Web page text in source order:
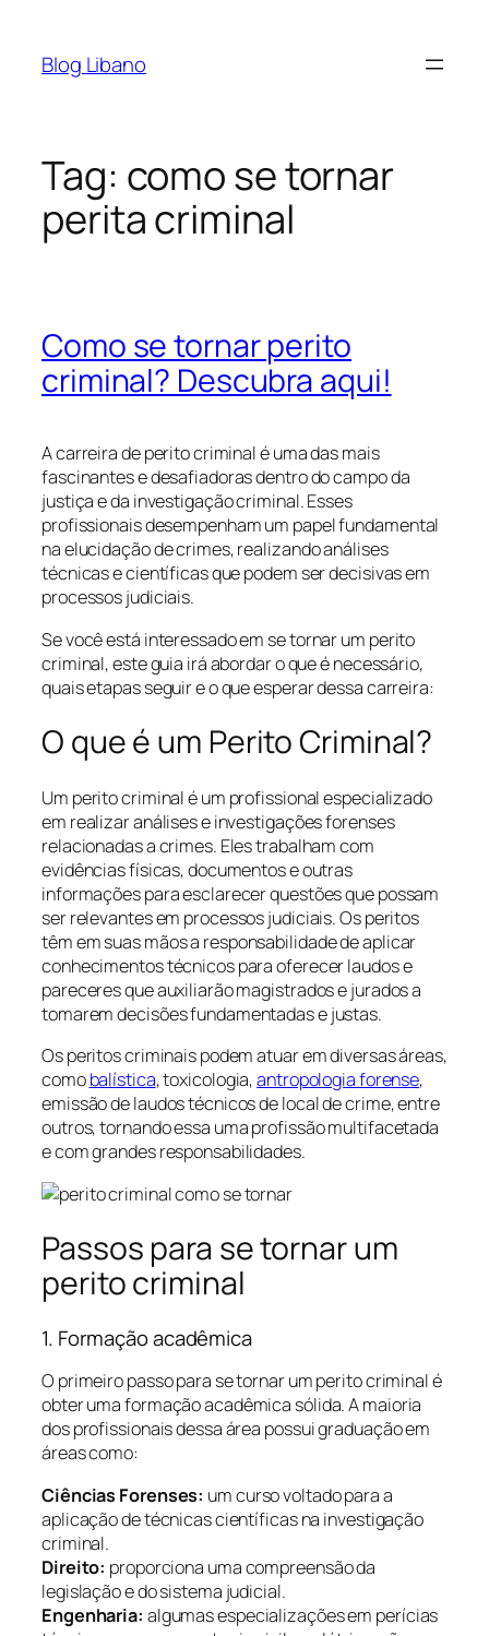
Blog Libano
Tag: como se tornar
perita criminal
Como se tornar perito
criminal? Descubra aqui!
A carreira de perito criminal é uma das mais
fascinantes e desafiadoras dentro do campo da
justiça e da investigação criminal. Esses
profissionais desempenham um papel fundamental
na elucidação de crimes, realizando análises
técnicas e científicas que podem ser decisivas em
processos judiciais.
Se você está interessado em se tornar um perito
criminal, este guia irá abordar o que é necessário,
quais etapas seguir e o que esperar dessa carreira:
O que é um Perito Criminal?
Um perito criminal é um profissional especializado
em realizar análises e investigações forenses
relacionadas a crimes. Eles trabalham com
evidências físicas, documentos e outras
informações para esclarecer questões que possam
ser relevantes em processos judiciais. Os peritos
têm em suas mãos a responsabilidade de aplicar
conhecimentos técnicos para oferecer laudos e
pareceres que auxiliarão magistrados e jurados a
tomarem decisões fundamentadas e justas.
Os peritos criminais podem atuar em diversas áreas,
comobalística, toxicologia,antropologia forense,
emissão de laudos técnicos de local de crime, entre
outros, tornando essa uma profissão multifacetada
e com grandes responsabilidades.
Passos para se tornar um
perito criminal
1. Formação acadêmica
O primeiro passo para se tornar um perito criminal é
obter uma formação acadêmica sólida. A maioria
dos profissionais dessa área possui graduação em
áreas como:
Ciências Forenses: um curso voltado para a
aplicação de técnicas científicas na investigação
criminal.
Direito: proporciona uma compreensão da
legislação e do sistema judicial.
Engenharia: algumas especializações em perícias